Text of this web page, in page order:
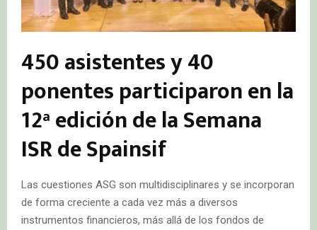
450 asistentes y 40
ponentes participaron en la
12ª edición de la Semana
ISR de Spainsif
Las cuestiones ASG son multidisciplinares y se incorporan
de forma creciente a cada vez más a diversos
instrumentos financieros, más allá de los fondos de